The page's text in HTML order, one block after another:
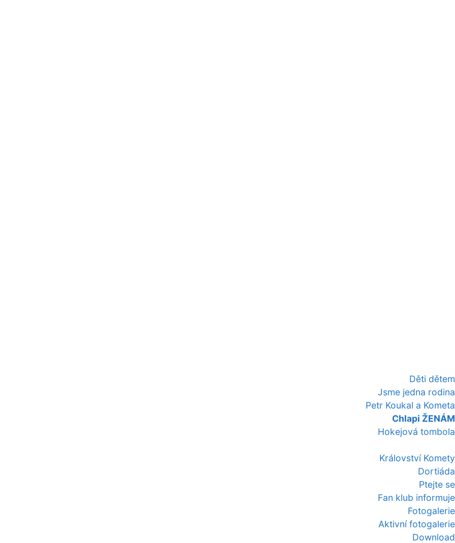
Děti dětem
Jsme jedna rodina
Petr Koukal a Kometa
Chlapi ŽENÁM
Hokejová tombola
Království Komety
Dortiáda
Ptejte se
Fan klub informuje
Fotogalerie
Aktivní fotogalerie
Download